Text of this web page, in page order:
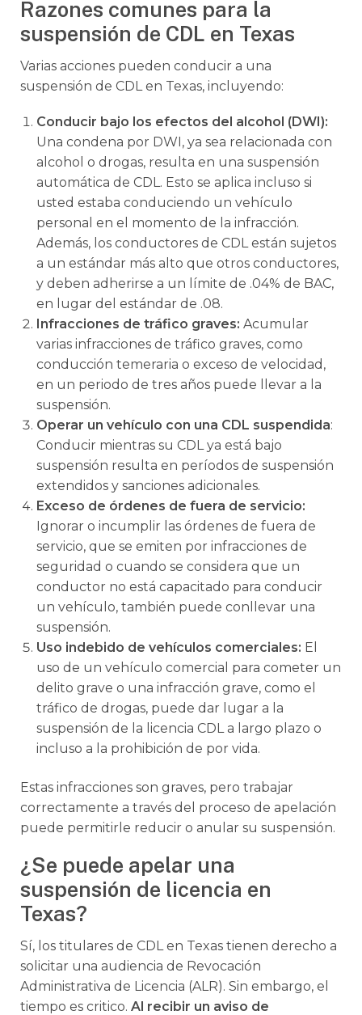
Razones comunes para la
suspensión de CDL en Texas
Varias acciones pueden conducir a una
suspensión de CDL en Texas, incluyendo:
Conducir bajo los efectos del alcohol (DWI):
Una condena por DWI, ya sea relacionada con
alcohol o drogas, resulta en una suspensión
automática de CDL. Esto se aplica incluso si
usted estaba conduciendo un vehículo
personal en el momento de la infracción.
Además, los conductores de CDL están sujetos
a un estándar más alto que otros conductores,
y deben adherirse a un límite de .04% de BAC,
en lugar del estándar de .08.
Infracciones de tráfico graves: Acumular
varias infracciones de tráfico graves, como
conducción temeraria o exceso de velocidad,
en un periodo de tres años puede llevar a la
suspensión.
Operar un vehículo con una CDL suspendida:
Conducir mientras su CDL ya está bajo
suspensión resulta en períodos de suspensión
extendidos y sanciones adicionales.
Exceso de órdenes de fuera de servicio:
Ignorar o incumplir las órdenes de fuera de
servicio, que se emiten por infracciones de
seguridad o cuando se considera que un
conductor no está capacitado para conducir
un vehículo, también puede conllevar una
suspensión.
Uso indebido de vehículos comerciales: El
uso de un vehículo comercial para cometer un
delito grave o una infracción grave, como el
tráfico de drogas, puede dar lugar a la
suspensión de la licencia CDL a largo plazo o
incluso a la prohibición de por vida.
Estas infracciones son graves, pero trabajar
correctamente a través del proceso de apelación
puede permitirle reducir o anular su suspensión.
¿Se puede apelar una
suspensión de licencia en
Texas?
Sí, los titulares de CDL en Texas tienen derecho a
solicitar una audiencia de Revocación
Administrativa de Licencia (ALR). Sin embargo, el
tiempo es critico. Al recibir un aviso de